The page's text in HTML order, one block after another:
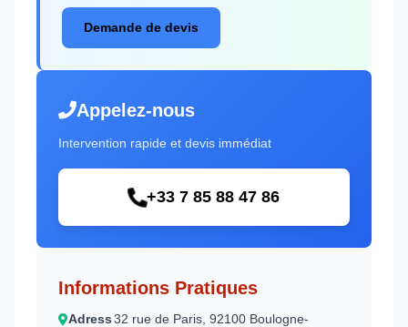
Demande de devis
Appelez-nous
Intervention rapide et devis immédiat
+33 7 85 88 47 86
Informations Pratiques
Adress 32 rue de Paris, 92100 Boulogne-